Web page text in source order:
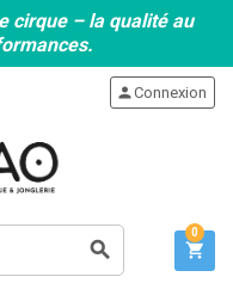
cirque – la qualité au
search
personConnexion
shopping_cart
0